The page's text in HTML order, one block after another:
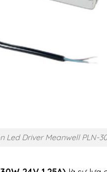
Led Driver Meanwell PLN-